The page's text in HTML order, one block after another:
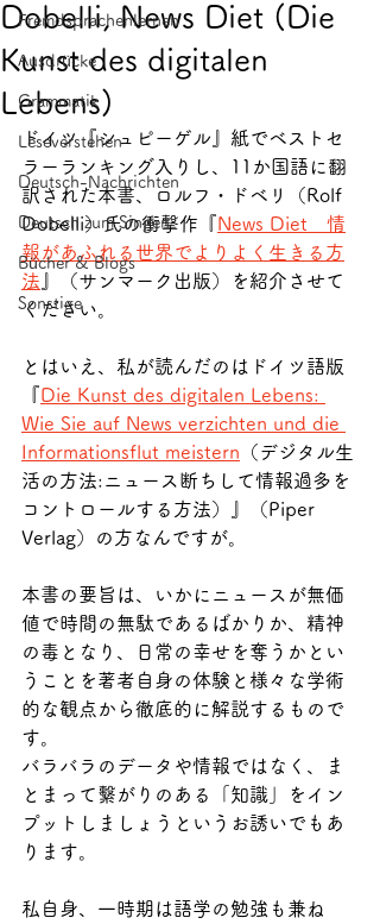
Fremdsprachenlernen
Ausdrücke
Grammatik
Leseverstehen
Deutsch-Nachrichten
Deutsch zum Singen
Bücher & Blogs
Sonstige
Dobelli, News Diet (Die
Kunst des digitalen
Lebens)
ドイツ『シュピーゲル』紙でベストセ
ラーランキング入りし、11か国語に翻
訳された本書、ロルフ・ドベリ（Rolf
Dobelli）氏の衝撃作『 News Diet　情
報があふれる世界でよりよく生きる方
法 』（サンマーク出版）を紹介させて
ください。
とはいえ、私が読んだのはドイツ語版
Die Kunst des digitalen Lebens:
Wie Sie auf News verzichten und die
Informationsflut meistern （デジタル生
活の方法:ニュース断ちして情報過多を
コントロールする方法）』（Piper
Verlag）の方なんですが。
本書の要旨は、いかにニュースが無価
値で時間の無駄であるばかりか、精神
の毒となり、日常の幸せを奪うかとい
うことを著者自身の体験と様々な学術
的な観点から徹底的に解説するもので
す。
バラバラのデータや情報ではなく、ま
とまって繫がりのある「知識」をイン
プットしましょうというお誘いでもあ
ります。
私自身、一時期は語学の勉強も兼ね